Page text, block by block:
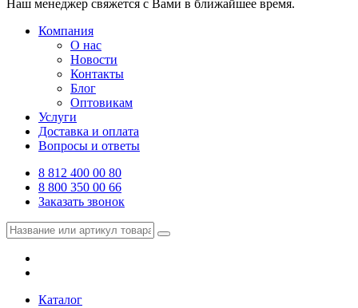
Наш менеджер свяжется с Вами в ближайшее время.
Компания
О нас
Новости
Контакты
Блог
Оптовикам
Услуги
Доставка и оплата
Вопросы и ответы
8 812 400 00 80
8 800 350 00 66
Заказать звонок
Каталог